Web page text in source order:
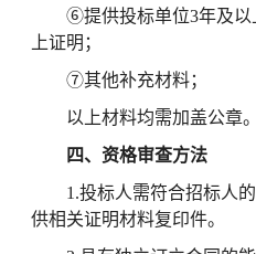
⑥提供投标单位3年及以
上证明；
⑦其他补充材料；
以上材料均需加盖公章。
四、资格审查方法
1.投标人需符合招标人
供相关证明材料复印件。